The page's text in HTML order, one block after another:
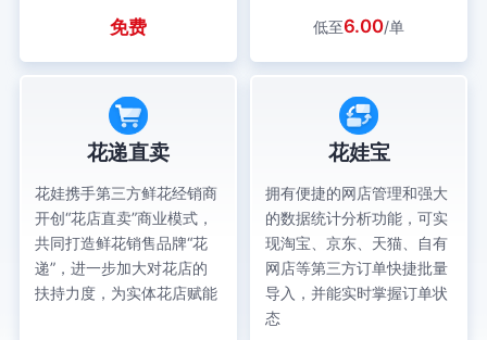
免费 低至6.00/单
花递直卖
花娃携手第三方鲜花经销商
开创“花店直卖”商业模式，
共同打造鲜花销售品牌“花
递”，进一步加大对花店的
扶持力度，为实体花店赋能
花娃宝
拥有便捷的网店管理和强大
的数据统计分析功能，可实
现淘宝、京东、天猫、自有
网店等第三方订单快捷批量
导入，并能实时掌握订单状
态